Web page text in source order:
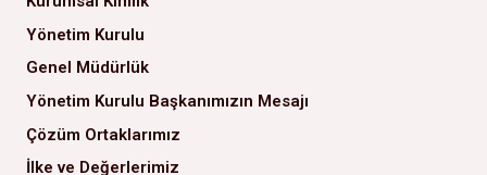
Yönetim Kurulu
Genel Müdürlük
Yönetim Kurulu Başkanımızın Mesajı
Çözüm Ortaklarımız
İlke ve Değerlerimiz